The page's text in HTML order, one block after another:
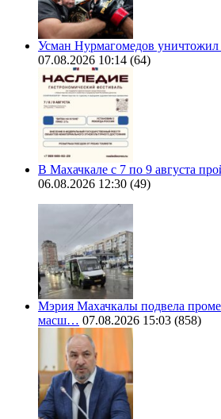
Усман Нурмагомедов
07.08.2026 10:14 (64)
В Махачкале с 7 по 9 августа
06.08.2026 12:30 (49)
Мэрия Махачкалы подвела
масш… 07.08.2026 15:03 (858)